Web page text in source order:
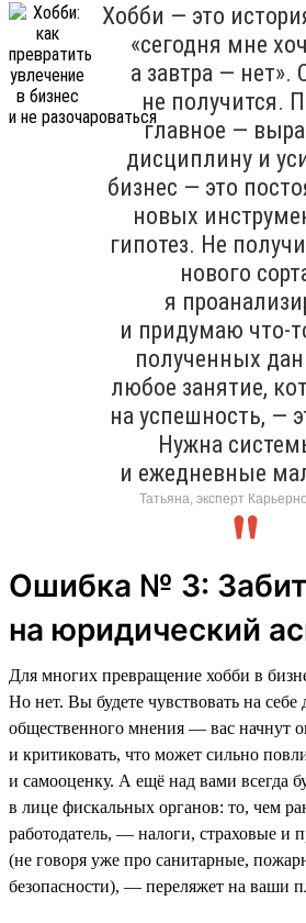
Хобби — это
«сегодня мне
а завтра — нет».
не получится.
главное —
дисциплину и
бизнес — это
новых
гипотез. Не
нового
я
и придумаю что-
полученных
любое занятие,
на успешность, —
Нужна
и ежедневные
Татьяна, эксперт
Ошибка № 3:
на юридический
Для многих превращение хобби в
Но нет. Вы будете чувствовать на себе
общественного мнения — вас начнут
и критиковать, что может сильно
и самооценку. А ещё над вами всегда
в лице фискальных органов: то, чем
работодатель, — налоги, страховые и
(не говоря уже про санитарные,
безопасности), — переляжет на ваши